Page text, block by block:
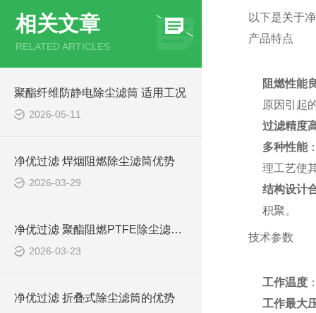
相关文章
RELATED ARTICLES
聚酯纤维防静电除尘滤筒 适用工况
2026-05-11
净优过滤 焊烟阻燃除尘滤筒优势
2026-03-29
净优过滤 聚酯阻燃PTFE除尘滤筒优势
2026-03-23
净优过滤 折叠式除尘滤筒的优势
以下是关于
产品特点
阻燃性能
原因引起
过滤精度
多种性能
理工艺使
结构设计
积聚。
技术参数
工作温度
工作最大